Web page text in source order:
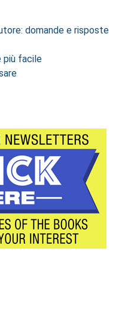
domande e risposte
più facile